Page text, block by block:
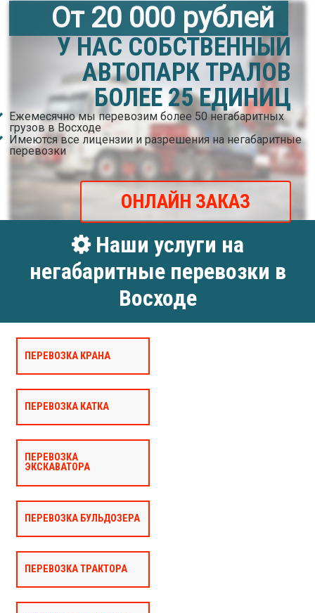
От 20 000 рублей
У НАС СОБСТВЕННЫЙ
АВТОПАРК ТРАЛОВ
БОЛЕЕ 25 ЕДИНИЦ
Ежемесячно мы перевозим более 50 негабаритных
грузов в Восходе
Имеются все лицензии и разрешения на негабаритные
перевозки
ОНЛАЙН ЗАКАЗ
Наши услуги на
негабаритные перевозки в
Восходе
ПЕРЕВОЗКА КРАНА
ПЕРЕВОЗКА КАТКА
ПЕРЕВОЗКА
ЭКСКАВАТОРА
ПЕРЕВОЗКА БУЛЬДОЗЕРА
ПЕРЕВОЗКА ТРАКТОРА